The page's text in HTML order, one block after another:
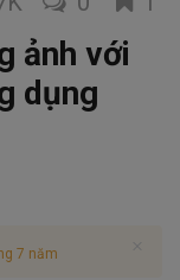
ảnh với
dụng
7 năm